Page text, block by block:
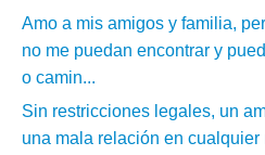
Amo a mis amigos y familia,
no me puedan encontrar y
o camin...
Sin restricciones legales, un
una mala relación en